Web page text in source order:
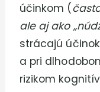
účinkom (
ale aj ako
strácajú
a pri
rizikom